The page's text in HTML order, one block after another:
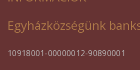
Egyházközségünk
10918001-00000012-90890001